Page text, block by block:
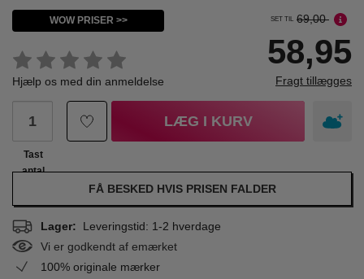
WOW PRISER >>
Hjælp os med din anmeldelse
SET TIL 69,00
58,95
Fragt tillægges
Tast
antal
LÆG I KURV
FÅ BESKED HVIS PRISEN FALDER
Lager: Leveringstid: 1-2 hverdage
Vi er godkendt af emærket
100% originale mærker